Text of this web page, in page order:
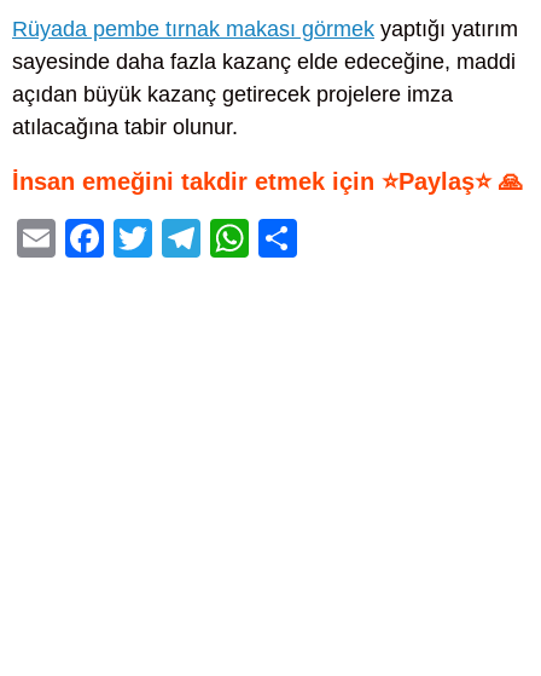
Rüyada pembe tırnak makası görmek yaptığı yatırım
sayesinde daha fazla kazanç elde edeceğine, maddi
açıdan büyük kazanç getirecek projelere imza
atılacağına tabir olunur.
İnsan emeğini takdir etmek için ⭐Paylaş⭐ 🙏
E
F
T
T
W